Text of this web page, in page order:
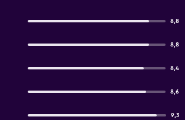
8,8
8,8
8,4
8,6
9,3